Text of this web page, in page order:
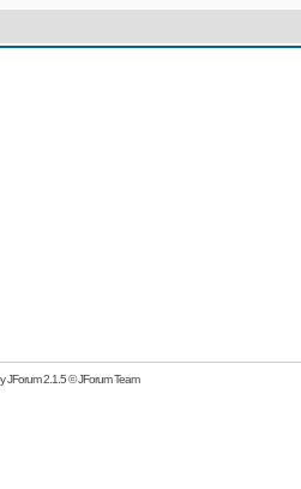
JForum 2.1.5©JForum Team